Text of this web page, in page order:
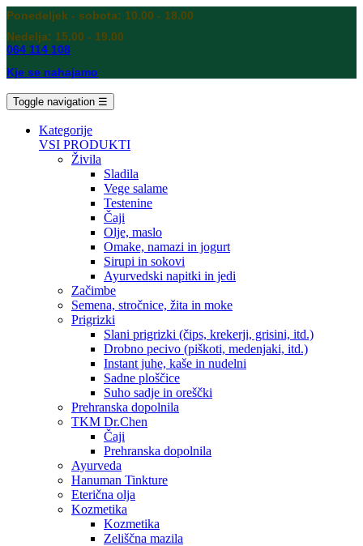
Ponedeljek - sobota: 10.00 - 18.00
Nedelja: 15.00 - 19.00
064 114 108
Kje se nahajamo
Toggle navigation ☰
Kategorije
VSI PRODUKTI
Živila
Sladila
Vege salame
Testenine
Čaji
Olje, maslo
Omake, namazi in jogurt
Sirupi in sokovi
Ayurvedski napitki in jedi
Začimbe
Semena, stročnice, žita in moke
Prigrizki
Slani prigrizki (čips, krekerji, grisini, itd.)
Drobno pecivo (piškoti, medenjaki, itd.)
Instant juhe, kaše in nudelni
Sadne ploščice
Suho sadje in oreščki
Prehranska dopolnila
TKM Dr.Chen
Čaji
Prehranska dopolnila
Ayurveda
Hanuman Tinkture
Eterična olja
Kozmetika
Kozmetika
Zeliščna mazila